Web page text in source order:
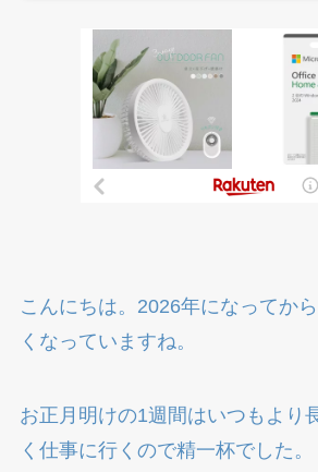
こんにちは。2026年になってか
くなっていますね。
お正月明けの1週間はいつもより
く仕事に行くので精一杯でした